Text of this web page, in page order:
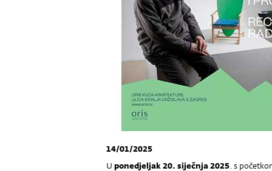
14/01/2025
U ponedjeljak 20. siječnja2025. s